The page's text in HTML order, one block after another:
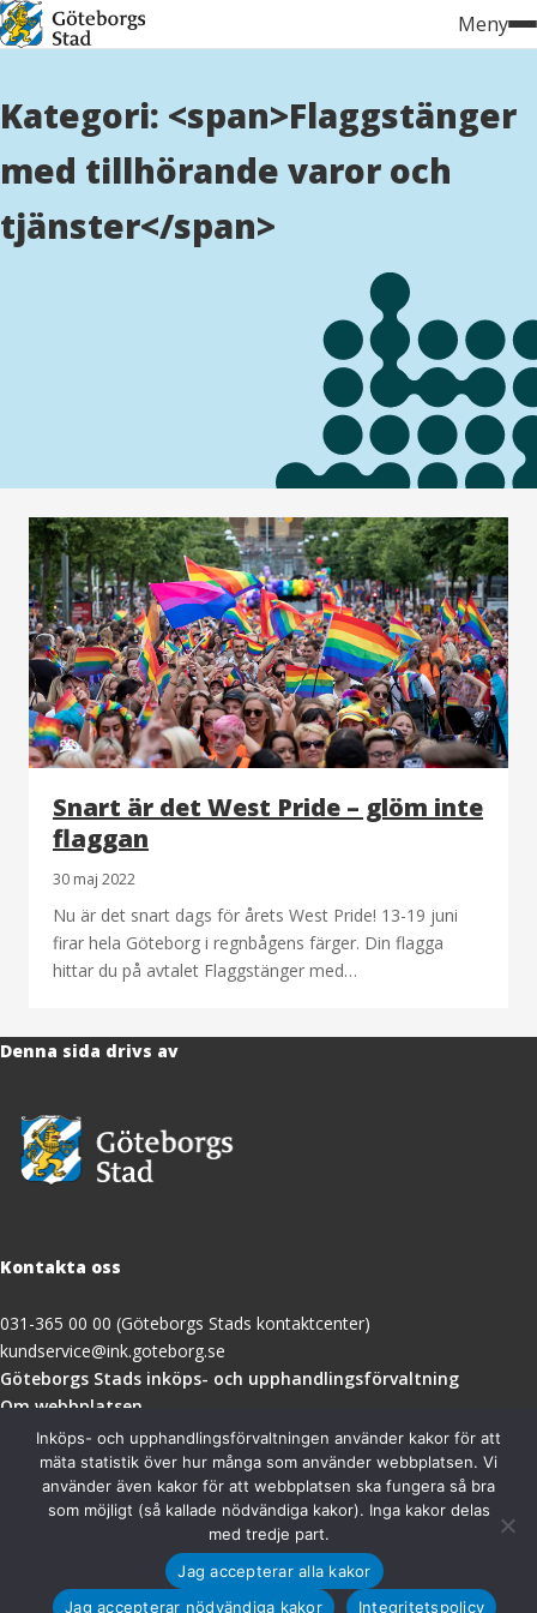
Hoppa
till
Meny
Kategori: <span>Flaggstänger
med tillhörande varor och
tjänster</span>
Snart är det West Pride – glöm inte
flaggan
30 maj 2022
Nu är det snart dags för årets West Pride! 13-19 juni
firar hela Göteborg i regnbågens färger. Din flagga
hittar du på avtalet Flaggstänger med…
Denna sida drivs av
Kontakta oss
031-365 00 00 (Göteborgs Stads kontaktcenter)
kundservice@ink.goteborg.se
Göteborgs Stads inköps- och upphandlingsförvaltning(öppnas
nytt
fönster)
Om webbplatsen
Tillgänglighetsredogörelse
Besöksadress
Göteborgs Stads inköps- och upphandlingsförvaltning
411 18 Göteborg
Inköps- och upphandlingsförvaltningen använder kakor för att
mäta statistik över hur många som använder webbplatsen. Vi
använder även kakor för att webbplatsen ska fungera så bra
som möjligt (så kallade nödvändiga kakor). Inga kakor delas
med tredje part.
Jag accepterar alla kakor
Jag accepterar nödvändiga kakor
Integritetspolicy